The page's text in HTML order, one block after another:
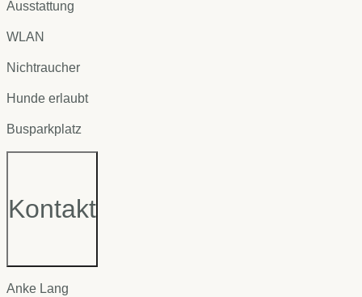
Ausstattung
WLAN
Nichtraucher
Hunde erlaubt
Busparkplatz
Kontakt
Anke Lang